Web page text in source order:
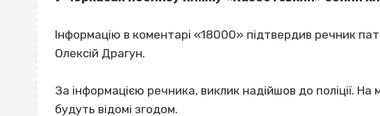
Інформацію в коментарі «18000» підтвердив речник
Олексій Драгун.
За інформацією речника, виклик надійшов до поліції.
будуть відомі згодом.